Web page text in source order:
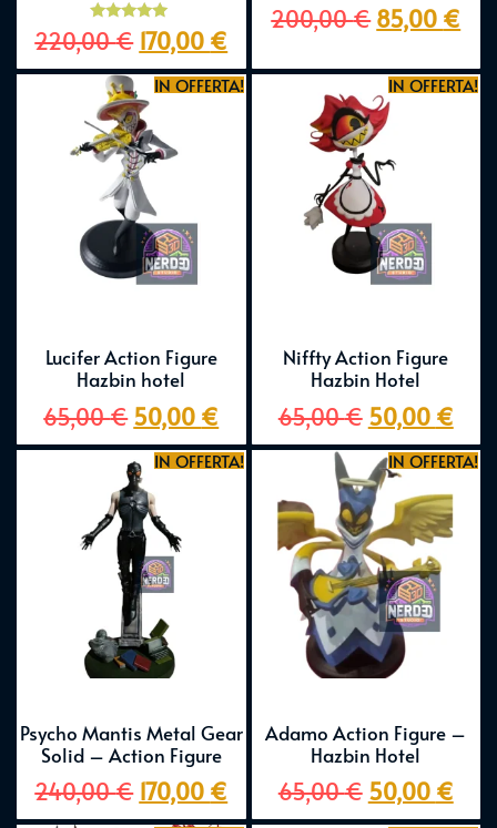
Valutato
5.00
220,00€ 170,00 €
Valutato
5.00
200,00€ 85,00 €
IN OFFERTA!
Lucifer Action Figure
Hazbin hotel
65,00€ 50,00 €
IN OFFERTA!
Niffty Action Figure
Hazbin Hotel
65,00€ 50,00 €
IN OFFERTA!
Psycho Mantis Metal Gear
Solid – Action Figure
240,00€ 170,00 €
IN OFFERTA!
Adamo Action Figure –
Hazbin Hotel
65,00€ 50,00 €